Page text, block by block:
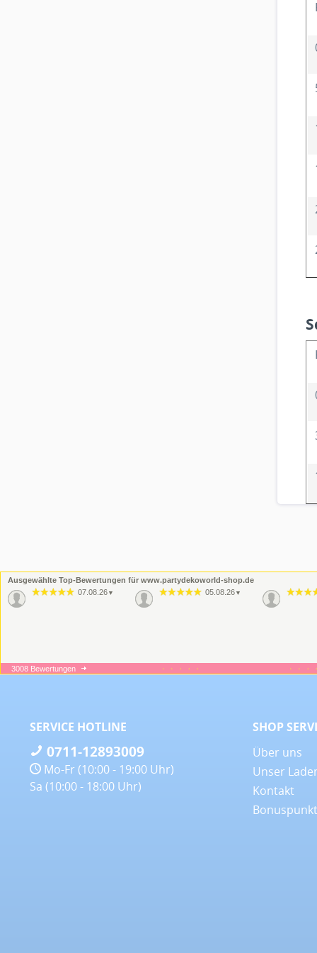
Ausgewählte Top-Bewertungen für www.partydekoworld-shop.de
07.08.26 ▼ 05.08.26 ▼
16.06.26▼ 09.06.26▼
3008 Bewertungen
SERVICE HOTLINE
0711-12893009
Mo-Fr (10:00 - 19:00 Uhr)
Sa (10:00 - 18:00 Uhr)
SHOP
Über uns
Unser
Kontakt